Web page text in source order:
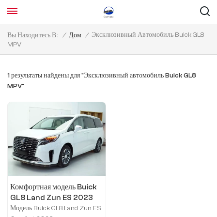
Вы Находитесь В : / Дом / Эксклюзивный Автомобиль Buick GL8
MPV
1 результаты найдены для "Эксклюзивный автомобиль Buick GL8
MPV"
Комфортная модель Buick
GL8 Land Zun ES 2023
года
Модель Buick GL8 Land Zun ES